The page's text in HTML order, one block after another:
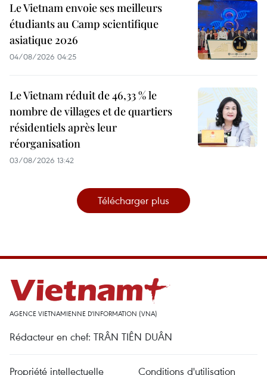
Le Vietnam envoie ses meilleurs
étudiants au Camp scientifique
asiatique 2026
04/08/2026 04:25
Le Vietnam réduit de 46,33 % le
nombre de villages et de quartiers
résidentiels après leur
réorganisation
03/08/2026 13:42
Télécharger plus
AGENCE VIETNAMIENNE D'INFORMATION (VNA)
Rédacteur en chef: TRÂN TIÊN DUÂN
Propriété intellectuelle Conditions d'utilisation